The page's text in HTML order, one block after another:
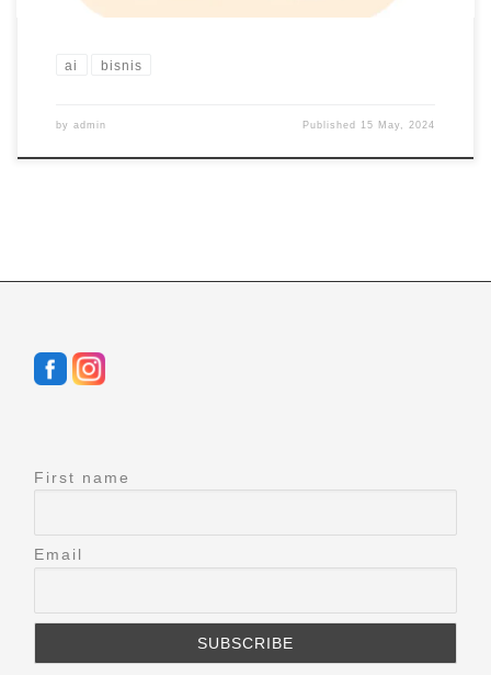
ai bisnis
by admin Published 15 May, 2024
First name
Email